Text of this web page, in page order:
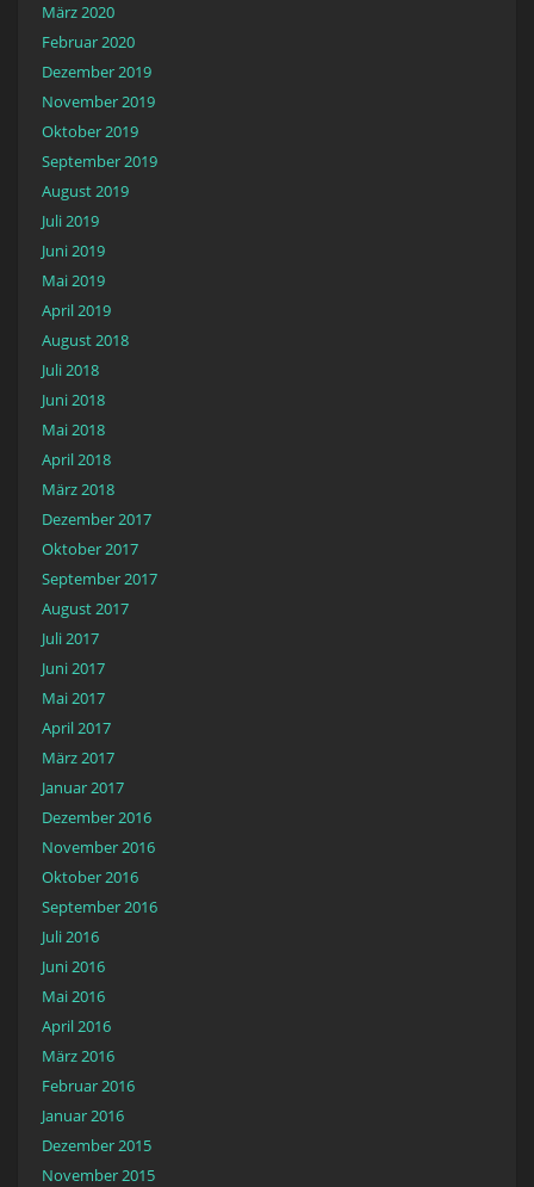
März 2020
Februar 2020
Dezember 2019
November 2019
Oktober 2019
September 2019
August 2019
Juli 2019
Juni 2019
Mai 2019
April 2019
August 2018
Juli 2018
Juni 2018
Mai 2018
April 2018
März 2018
Dezember 2017
Oktober 2017
September 2017
August 2017
Juli 2017
Juni 2017
Mai 2017
April 2017
März 2017
Januar 2017
Dezember 2016
November 2016
Oktober 2016
September 2016
Juli 2016
Juni 2016
Mai 2016
April 2016
März 2016
Februar 2016
Januar 2016
Dezember 2015
November 2015